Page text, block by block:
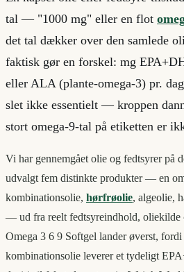
tal — "1000 mg" eller en flot
det tal dækker over den samlede
faktisk gør en forskel: mg
eller ALA (plante-omega-3) pr.
slet ikke essentielt — kroppen
stort omega-9-tal på etiketten er
Vi har gennemgået olie og fedtsyrer på
udvalgt fem distinkte produkter — en
kombinationsolie, hørfrøolie, algeolie,
— ud fra reelt fedtsyreindhold, oliekilde
Omega 3 6 9 Softgel lander øverst, fordi
kombinationsolie leverer et tydeligt